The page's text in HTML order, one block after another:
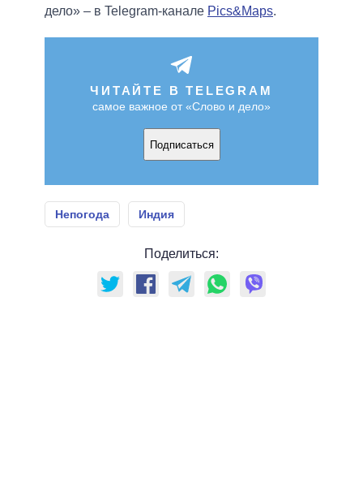
дело» – в Telegram-канале Pics&Maps.
ЧИТАЙТЕ В TELEGRAM
самое важное от «Слово и дело»
Подписаться
Непогода Индия
Поделиться: